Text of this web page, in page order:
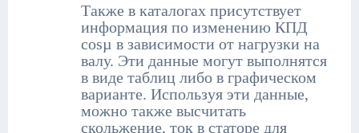
Также в каталогах присутствует
информация по изменению КПД
cosµ в зависимости от нагрузки на
валу. Эти данные могут выполнятся
в виде таблиц либо в графическом
варианте. Используя эти данные,
можно также высчитать
скольжение, ток в статоре для